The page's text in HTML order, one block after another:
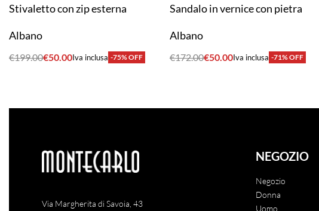
Stivaletto con zip esterna
Albano
€199.00€50.00Iva inclusa -75% OFF
Sandalo in vernice con pietra
Albano
€172.00€50.00Iva inclusa -71% OFF
Via Margherita di Savoia, 43
NEGOZIO
Negozio
Donna
Uomo